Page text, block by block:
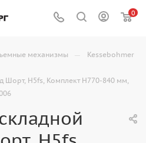
0
механизмы — Kessebohmer
H5fs, Комплект Н770-840 мм,